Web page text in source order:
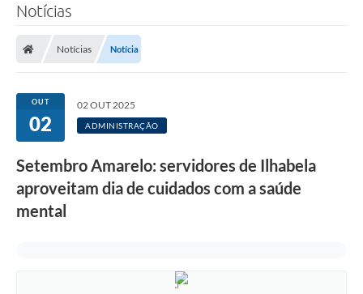
Notícias
Notícias Notícia
OUT
02
02 OUT 2025
ADMINISTRAÇÃO
Setembro Amarelo: servidores de Ilhabela
aproveitam dia de cuidados com a saúde
mental